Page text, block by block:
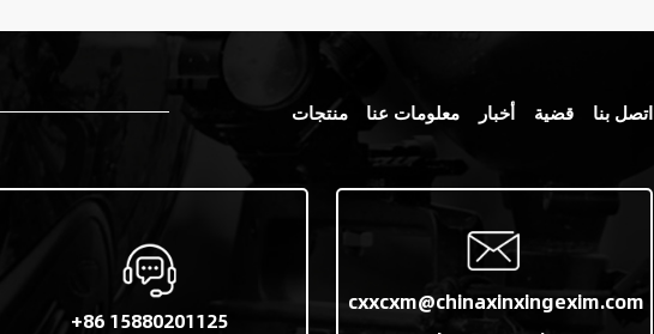
منتجات معلومات عنا أخبار قضية اتصل بنا
+86 15880201125
cxxcxm@chinaxinxingexim.com